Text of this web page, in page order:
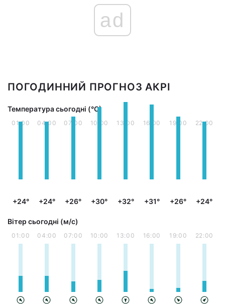
ad
ПОГОДИННИЙ ПРОГНОЗ АКРІ
Температура сьогодні (°С)
01:00
+24°
04:00
+24°
07:00
+26°
10:00
+30°
13:00
+32°
16:00
+31°
19:00
+26°
22:00
+24°
Вітер сьогодні (м/с)
01:00 04:00 07:00 10:00 13:00 16:00 19:00 22:00